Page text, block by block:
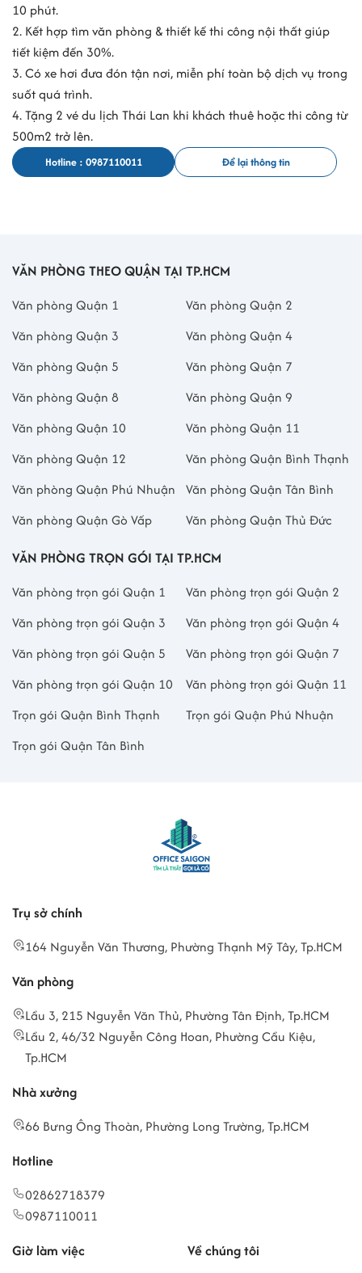
10 phút.
2. Kết hợp tìm văn phòng & thiết kế thi công nội thất giúp
tiết kiệm đến 30%.
3. Có xe hơi đưa đón tận nơi, miễn phí toàn bộ dịch vụ trong
suốt quá trình.
4. Tặng 2 vé du lịch Thái Lan khi khách thuê hoặc thi công từ
500m2 trở lên.
Hotline : 0987110011 Để lại thông tin
VĂN PHÒNG THEO QUẬN TẠI TP.HCM
Văn phòng Quận 1
Văn phòng Quận 2
Văn phòng Quận 3
Văn phòng Quận 4
Văn phòng Quận 5
Văn phòng Quận 7
Văn phòng Quận 8
Văn phòng Quận 9
Văn phòng Quận 10
Văn phòng Quận 11
Văn phòng Quận 12
Văn phòng Quận Bình Thạnh
Văn phòng Quận Phú Nhuận
Văn phòng Quận Tân Bình
Văn phòng Quận Gò Vấp
Văn phòng Quận Thủ Đức
VĂN PHÒNG TRỌN GÓI TẠI TP.HCM
Văn phòng trọn gói Quận 1
Văn phòng trọn gói Quận 2
Văn phòng trọn gói Quận 3
Văn phòng trọn gói Quận 4
Văn phòng trọn gói Quận 5
Văn phòng trọn gói Quận 7
Văn phòng trọn gói Quận 10
Văn phòng trọn gói Quận 11
Trọn gói Quận Bình Thạnh
Trọn gói Quận Phú Nhuận
Trọn gói Quận Tân Bình
Trụ sở chính
164 Nguyễn Văn Thương, Phường Thạnh Mỹ Tây, Tp.HCM
Văn phòng
Lầu 3, 215 Nguyễn Văn Thủ, Phường Tân Định, Tp.HCM
Lầu 2, 46/32 Nguyễn Công Hoan, Phường Cầu Kiệu,
Tp.HCM
Nhà xưởng
66 Bưng Ông Thoàn, Phường Long Trường, Tp.HCM
Hotline
02862718379
0987110011
Giờ làm việc Về chúng tôi